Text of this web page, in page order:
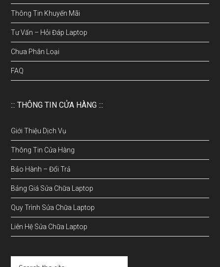
Thông Tin Khuyến Mãi
Tư Vấn – Hỏi Đáp Laptop
Chưa Phân Loại
FAQ
::: THÔNG TIN CỬA HÀNG :::
Giới Thiệu Dịch Vụ
Thông Tin Cửa Hàng
Bảo Hành – Đổi Trả
Bảng Giá Sửa Chữa Laptop
Quy Trình Sửa Chữa Laptop
Liên Hệ Sửa Chữa Laptop